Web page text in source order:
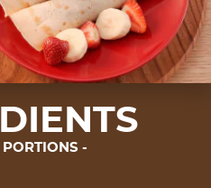
PORTIONS